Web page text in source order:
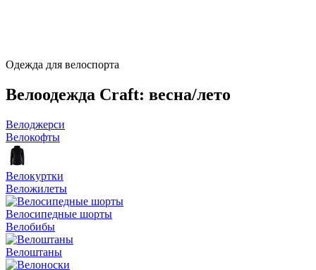
Одежда для велоспорта
Велоодежда Craft: весна/лето
Велоджерси
Велокофты
Велокуртки
Веложилеты
Велосипедные шорты
Велобибы
Велоштаны